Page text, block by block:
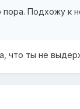
Подхожу к
что ты не